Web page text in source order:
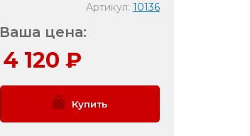
Артикул: 10136
Ваша цена:
4 120 ₽
Купить